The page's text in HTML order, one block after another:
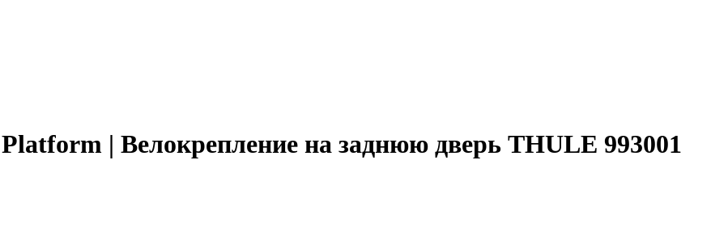
| Велокрепление на заднюю дверь THULE 993001